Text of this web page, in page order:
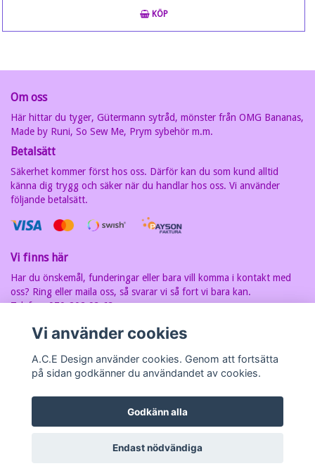
KÖP
Om oss
Här hittar du tyger, Gütermann sytråd, mönster från OMG Bananas,
Made by Runi, So Sew Me, Prym sybehör m.m.
Betalsätt
Säkerhet kommer först hos oss. Därför kan du som kund alltid
känna dig trygg och säker när du handlar hos oss. Vi använder
följande betalsätt.
Vi finns här
Har du önskemål, funderingar eller bara vill komma i kontakt med
oss? Ring eller maila oss, så svarar vi så fort vi bara kan.
Telefon: 070-202 93 63
7607030280
Vi använder cookies
A.C.E Design använder cookies. Genom att fortsätta
på sidan godkänner du användandet av cookies.
Godkänn alla
Endast nödvändiga